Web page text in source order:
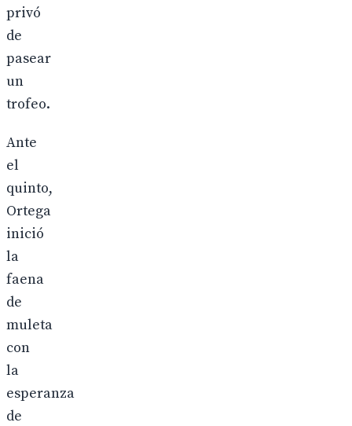
privó
de
pasear
un
trofeo.
Ante
el
quinto,
Ortega
inició
la
faena
de
muleta
con
la
esperanza
de